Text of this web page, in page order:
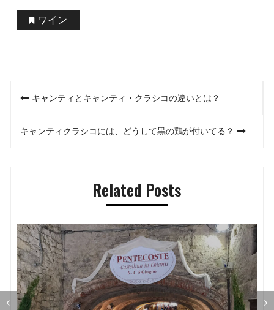
ワイン
投
ナ
ー
シ
ョ
ン
キャンティとキャンティ・クラシコの違いとは？
キャンティクラシコには、どうして黒の鶏が付いてる？
Related Posts